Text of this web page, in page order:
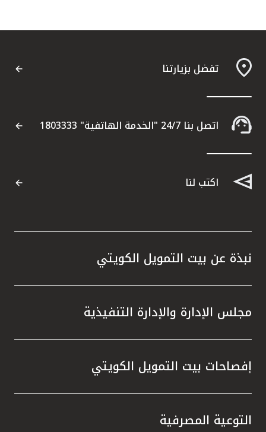
تفضل بزيارتنا
اتصل بنا 24/7 "الخدمة الهاتفية" 1803333
اكتب لنا
نبذة عن بيت التمويل الكويتي
مجلس الإدارة والإدارة التنفيذية
إفصاحات بيت التمويل الكويتي
التوعية المصرفية